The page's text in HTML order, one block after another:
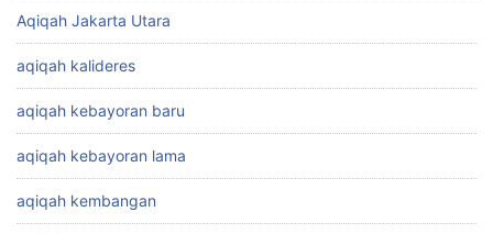
Aqiqah Jakarta Utara
aqiqah kalideres
aqiqah kebayoran baru
aqiqah kebayoran lama
aqiqah kembangan